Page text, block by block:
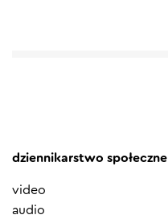
dziennikarstwo społeczne
video
audio